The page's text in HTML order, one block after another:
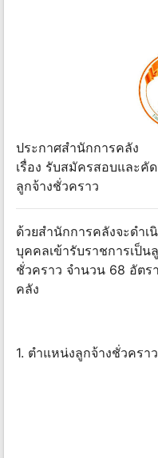
ประกาศสำนักการคลัง
เรื่อง รับสมัครสอบและคั
ลูกจ้างชั่วคราว
ด้วยสำนักการคลังจะดำ
บุคคลเข้ารับราชการเป็น
ชั่วคราว จำนวน 68 อัตร
คลัง
1. ตำแหน่งลูกจ้างชั่วครา